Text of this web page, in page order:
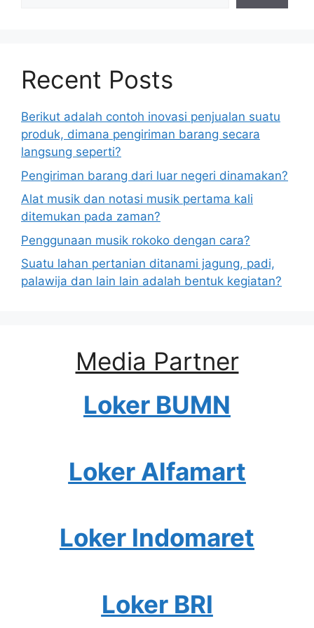
Recent Posts
Berikut adalah contoh inovasi penjualan suatu
produk, dimana pengiriman barang secara
langsung seperti?
Pengiriman barang dari luar negeri dinamakan?
Alat musik dan notasi musik pertama kali
ditemukan pada zaman?
Penggunaan musik rokoko dengan cara?
Suatu lahan pertanian ditanami jagung, padi,
palawija dan lain lain adalah bentuk kegiatan?
Media Partner
Loker BUMN
Loker Alfamart
Loker Indomaret
Loker BRI